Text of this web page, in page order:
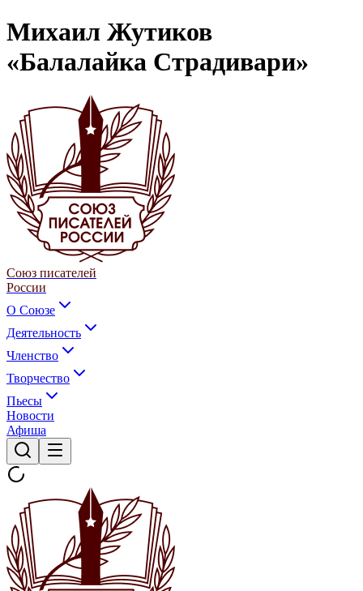
Михаил Жутиков
«Балалайка Страдивари»
Союз писателей
России
О Союзе
Деятельность
Членство
Творчество
Пьесы
Новости
Афиша